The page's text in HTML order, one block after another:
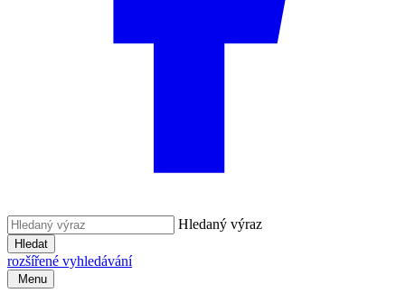
Hledaný výraz
Hledat
rozšířené vyhledávání
Menu